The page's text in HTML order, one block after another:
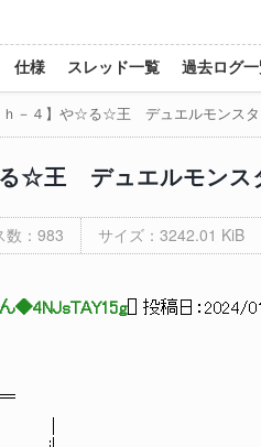
仕様 スレッド一覧 過去ログ
ｈ－４】や☆る☆王 デュエルモンス
る☆王 デュエルモン
数：983 サイズ：3242.01 KiB
ん◆4NJsTAY15g[ ] 投稿日： 2024/